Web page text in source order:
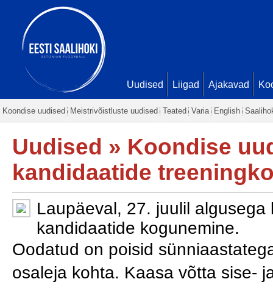
Uudised Liigad Ajakavad
Koondise uudised Meistrivõistluste uudised Teated Varia English
Uudised » Koondise
kandidaatide
Laupäeval, 27. juulil
kandidaatide kogunemine.
Oodatud on poisid
osaleja kohta. Kaasa võtta sise-